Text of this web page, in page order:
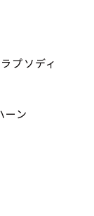
プソディ
ーン